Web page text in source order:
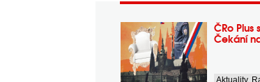
ČRo Plus
Čekání
Aktuality,